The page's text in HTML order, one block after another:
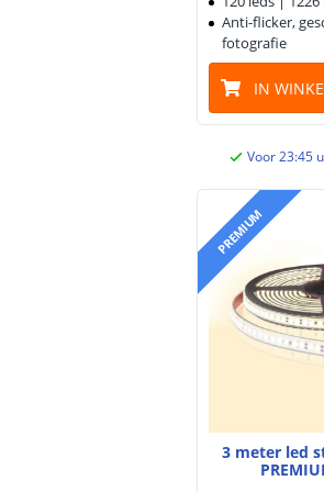
Anti-flicker,
fotografie
IN
Voor 23:45
PREMIUM
3 meter led